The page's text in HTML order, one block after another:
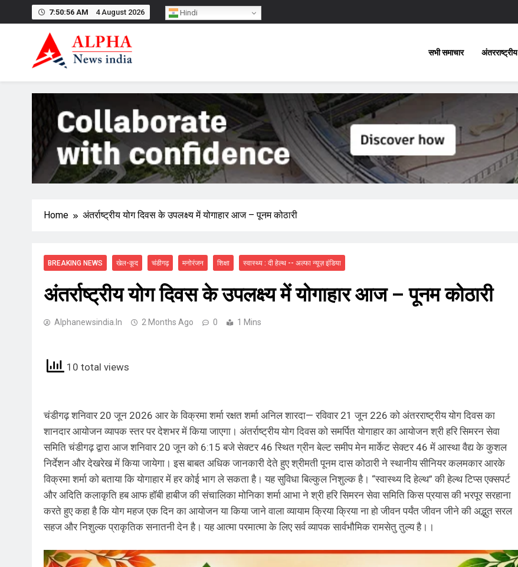
7:50:57 AM 4 August 2026
सभी समाचार अंतरराष्ट्रीय
Home अंतर्राष्ट्रीय योग दिवस के उपलक्ष्य में योगाहार आज – पूनम कोठारी
BREAKING NEWS खेल-कूद चंडीगढ़ मनोरंजन शिक्षा स्वास्थ्य : दी हेल्थ -- अल्फा न्यूज़ इंडिया
अंतर्राष्ट्रीय योग दिवस के उपलक्ष्य में योगाहार आज – पूनम कोठारी
Alphanewsindia.in 2 Months Ago 0 1 Mins
10 total views
चंडीगढ़ शनिवार 20 जून 2026 आर के विक्रमा शर्मा रक्षत शर्मा अनिल शारदा— रविवार 21 जून 226 को अंतरराष्ट्रीय योग दिवस का
शानदार आयोजन व्यापक स्तर पर देशभर में किया जाएगा। अंतर्राष्ट्रीय योग दिवस को समर्पित योगाहार का आयोजन श्री हरि सिमरन सेवा
समिति चंडीगढ़ द्वारा आज शनिवार 20 जून को 6:15 बजे सेक्टर 46 स्थित ग्रीन बेल्ट समीप मेन मार्केट सेक्टर 46 में आस्था वैद्य के कुशल
निर्देशन और देखरेख में किया जायेगा। इस बाबत अधिक जानकारी देते हुए श्रीमती पूनम दास कोठारी ने स्थानीय सीनियर कलमकार आरके
विक्रमा शर्मा को बताया कि योगाहार में हर कोई भाग ले सकता है। यह सुविधा बिल्कुल निशुल्क है। “स्वास्थ्य दि हेल्थ” की हेल्थ टिप्स एक्सपर्ट
और अदिति कलाकृति हब आफ हॉबी हाबीज की संचालिका मोनिका शर्मा आभा ने श्री हरि सिमरन सेवा समिति किस प्रयास की भरपूर सरहाना
करते हुए कहा है कि योग महज एक दिन का आयोजन या किया जाने वाला व्यायाम क्रिया क्रिया ना हो जीवन पर्यंत जीवन जीने की अद्भुत सरल
सहज और निशुल्क प्राकृतिक सनातनी देन है। यह आत्मा परमात्मा के लिए सर्व व्यापक सार्वभौमिक रामसेतु तुल्य है।।
Hindi